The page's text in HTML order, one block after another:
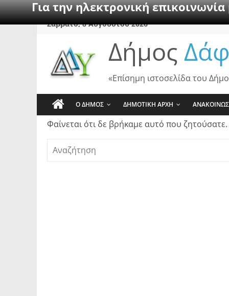
Για την ηλεκτρονική
SkipΣάββατο, 8 Αυγούστου 2026
Δήμος
«Επίσημη ιστοσελίδα του
Ο ΔΗΜΟΣ ΔΗΜΟΤΙΚΗ ΑΡΧΗ
Φαίνεται ότι δε βρήκαμε αυτό που